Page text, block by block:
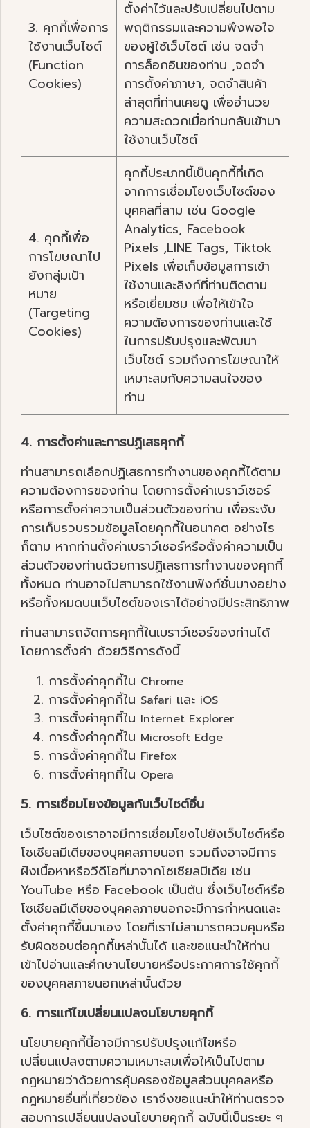
3. คุกกี้เพื่อการ
ใช้งานเว็บไซต์
(Function
Cookies)
ตั้งค่าไว้และปรับเปลี่ยนไปตาม
พฤติกรรมและความพึงพอใจ
ของผู้ใช้เว็บไซต์ เช่น จดจำ
การล็อกอินของท่าน ,จดจำ
การตั้งค่าภาษา, จดจำสินค้า
ล่าสุดที่ท่านเคยดู เพื่ออำนวย
ความสะดวกเมื่อท่านกลับเข้ามา
ใช้งานเว็บไซต์
4. คุกกี้เพื่อ
การโฆษณาไป
ยังกลุ่มเป้า
หมาย
(Targeting
Cookies)
คุกกี้ประเภทนี้เป็นคุกกี้ที่เกิด
จากการเชื่อมโยงเว็บไซต์ของ
บุคคลที่สาม เช่น Google
Analytics, Facebook
Pixels ,LINE Tags, Tiktok
Pixels เพื่อเก็บข้อมูลการเข้า
ใช้งานและลิงก์ที่ท่านติดตาม
หรือเยี่ยมชม เพื่อให้เข้าใจ
ความต้องการของท่านและใช้
ในการปรับปรุงและพัฒนา
เว็บไซต์ รวมถึงการโฆษณาให้
เหมาะสมกับความสนใจของ
ท่าน
4. การตั้งค่าและการปฏิเสธคุกกี้
ท่านสามารถเลือกปฏิเสธการทำงานของคุกกี้ได้ตาม
ความต้องการของท่าน โดยการตั้งค่าเบราว์เซอร์
หรือการตั้งค่าความเป็นส่วนตัวของท่าน เพื่อระงับ
การเก็บรวบรวมข้อมูลโดยคุกกี้ในอนาคต อย่างไร
ก็ตาม หากท่านตั้งค่าเบราว์เซอร์หรือตั้งค่าความเป็น
ส่วนตัวของท่านด้วยการปฏิเสธการทำงานของคุกกี้
ทั้งหมด ท่านอาจไม่สามารถใช้งานฟังก์ชั่นบางอย่าง
หรือทั้งหมดบนเว็บไซต์ของเราได้อย่างมีประสิทธิภาพ
ท่านสามารถจัดการคุกกี้ในเบราว์เซอร์ของท่านได้
โดยการตั้งค่า ด้วยวิธีการดังนี้
การตั้งค่าคุกกี้ใน Chrome
การตั้งค่าคุกกี้ใน Safari และ iOS
การตั้งค่าคุกกี้ใน Internet Explorer
การตั้งค่าคุกกี้ใน Microsoft Edge
การตั้งค่าคุกกี้ใน Firefox
การตั้งค่าคุกกี้ใน Opera
5. การเชื่อมโยงข้อมูลกับเว็บไซต์อื่น
เว็บไซต์ของเราอาจมีการเชื่อมโยงไปยังเว็บไซต์หรือ
โซเชียลมีเดียของบุคคลภายนอก รวมถึงอาจมีการ
ฝังเนื้อหาหรือวีดีโอที่มาจากโซเชียลมีเดีย เช่น
YouTube หรือ Facebook เป็นต้น ซึ่งเว็บไซต์หรือ
โซเชียลมีเดียของบุคคลภายนอกจะมีการกำหนดและ
ตั้งค่าคุกกี้ขึ้นมาเอง โดยที่เราไม่สามารถควบคุมหรือ
รับผิดชอบต่อคุกกี้เหล่านั้นได้ และขอแนะนำให้ท่าน
เข้าไปอ่านและศึกษานโยบายหรือประกาศการใช้คุกกี้
ของบุคคลภายนอกเหล่านั้นด้วย
6. การแก้ไขเปลี่ยนแปลงนโยบายคุกกี้
นโยบายคุกกี้นี้อาจมีการปรับปรุงแก้ไขหรือ
เปลี่ยนแปลงตามความเหมาะสมเพื่อให้เป็นไปตาม
กฎหมายว่าด้วยการคุ้มครองข้อมูลส่วนบุคคลหรือ
กฎหมายอื่นที่เกี่ยวข้อง เราจึงขอแนะนำให้ท่านตรวจ
สอบการเปลี่ยนแปลงนโยบายคุกกี้ ฉบับนี้เป็นระยะ ๆ